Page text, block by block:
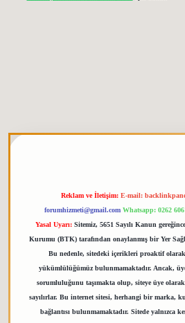
Reklam ve İletişim: E-mail:
forumhizmeti@gmail.com Whatsapp: 0262
Yasal Uyarı: Sitemiz, 5651 Sayılı Kanun
Kurumu (BTK) tarafından onaylanmış bir Yer
Bu nedenle, sitedeki içerikleri proaktif olarak
yükümlülüğümüz bulunmamaktadır. Ancak,
sorumluluğunu taşımakta olup, siteye üye
sayılırlar. Bu internet sitesi, herhangi bir marka,
bağlantısı bulunmamaktadır. Sitede yalnızca